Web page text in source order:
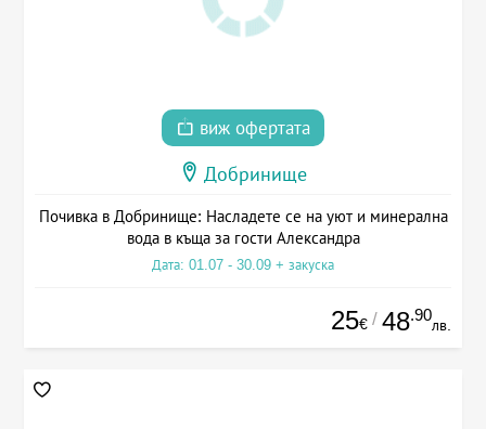
виж офертата
Добринище
Почивка в Добринище: Насладете се на уют и минерална
вода в къща за гости Александра
Дата: 01.07 - 30.09 + закуска
25€ / 48.90
лв.